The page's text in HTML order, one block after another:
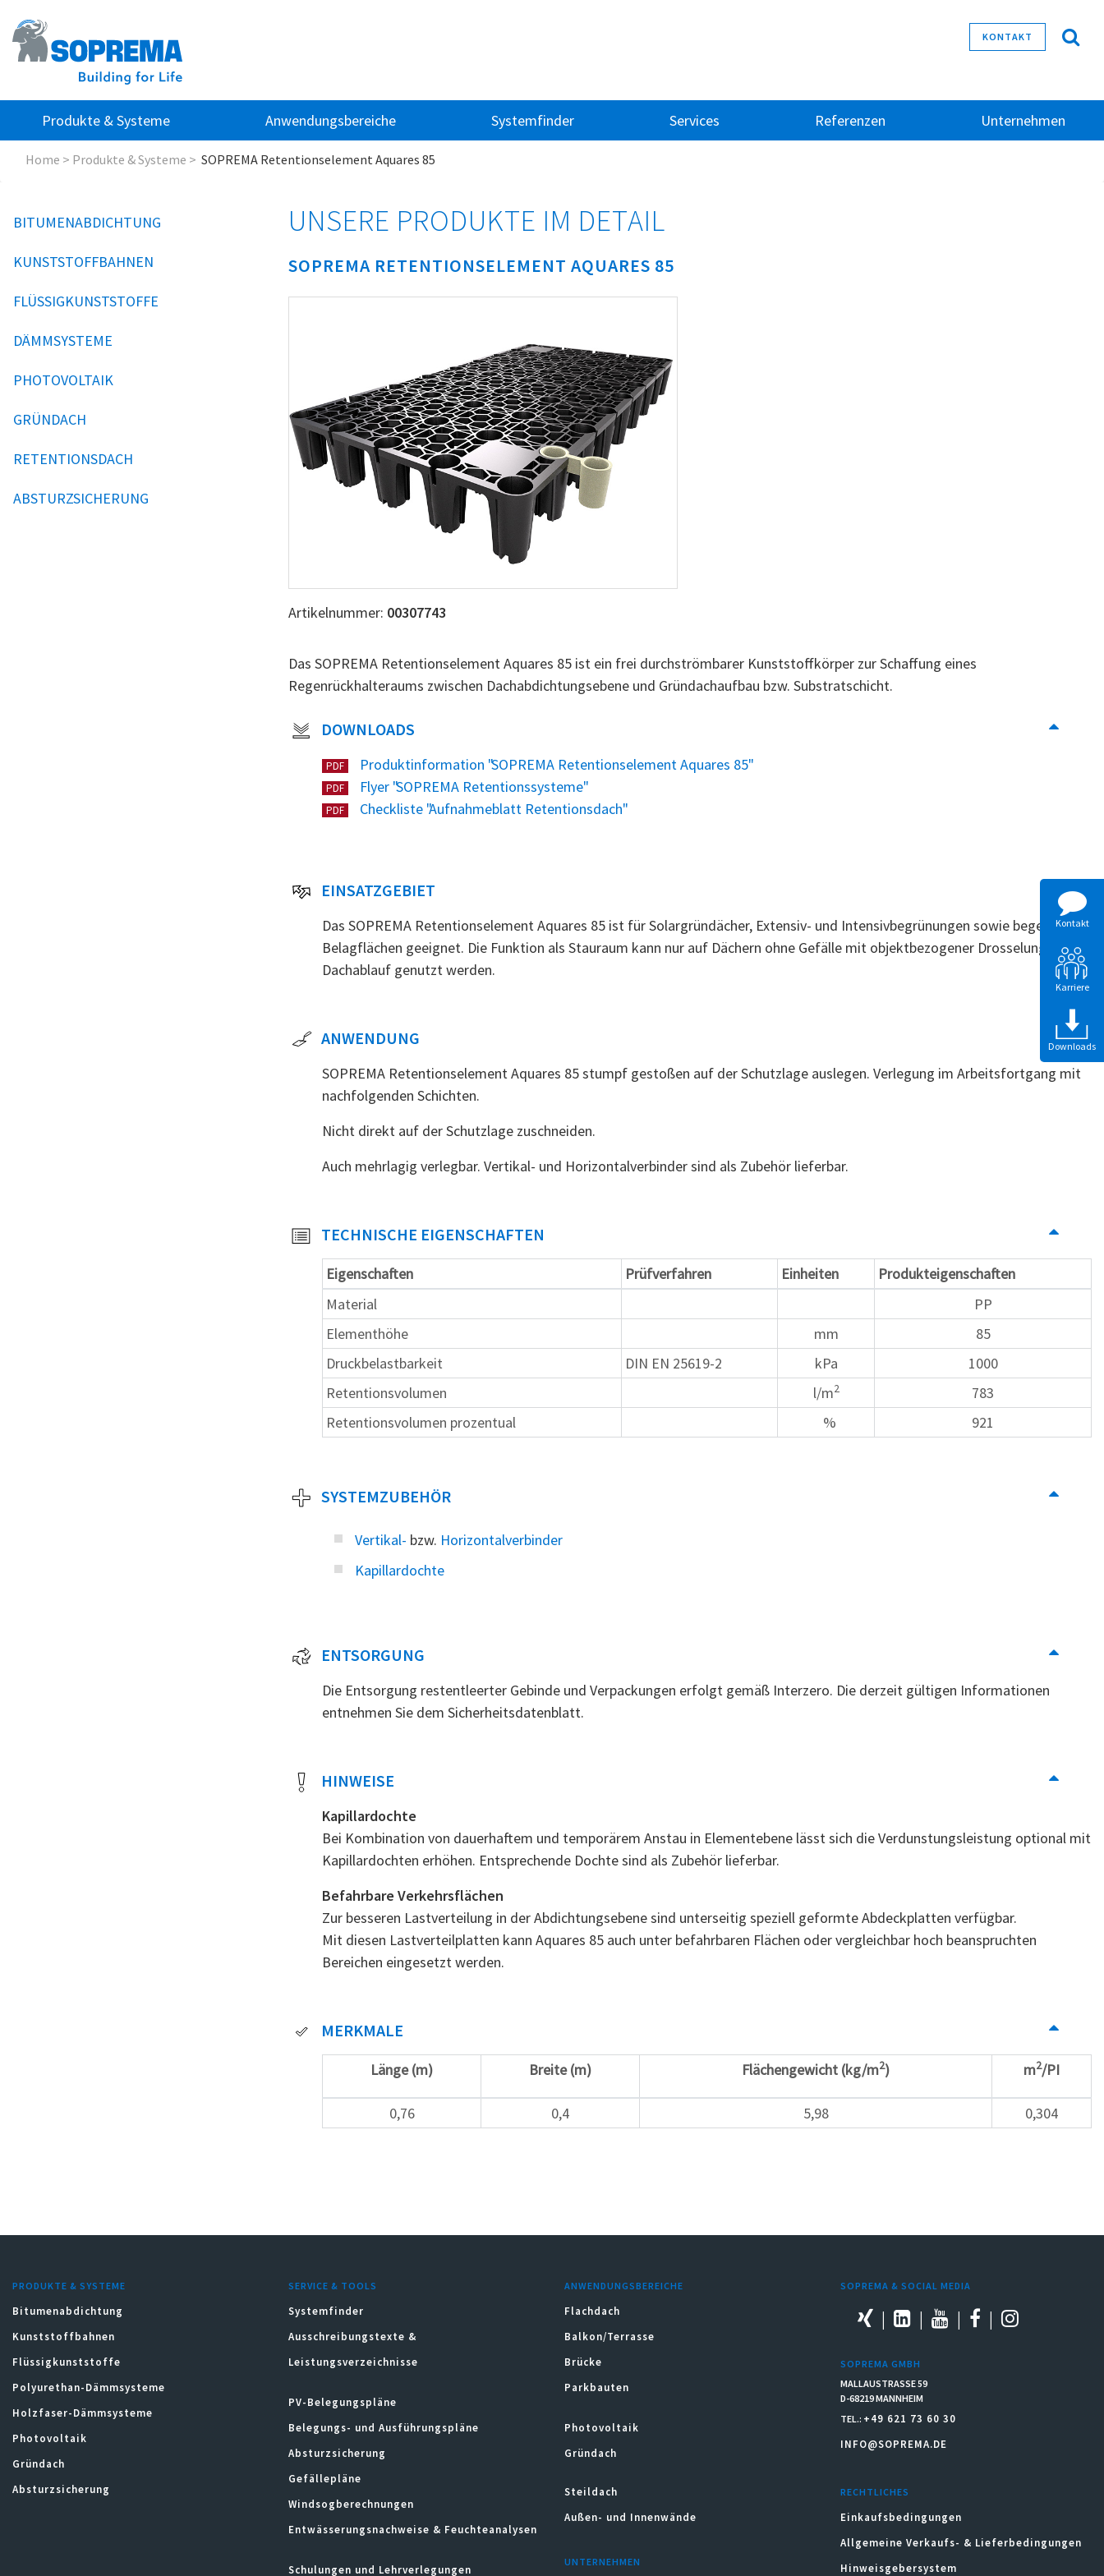
KONTAKT
Produkte & Systeme Anwendungsbereiche Systemfinder Services Referenzen Unternehmen
Home > Produkte & Systeme > SOPREMA Retentionselement Aquares 85
BITUMENABDICHTUNG
KUNSTSTOFFBAHNEN
FLÜSSIGKUNSTSTOFFE
DÄMMSYSTEME
PHOTOVOLTAIK
GRÜNDACH
RETENTIONSDACH
ABSTURZSICHERUNG
UNSERE PRODUKTE IM DETAIL
SOPREMA RETENTIONSELEMENT AQUARES 85
Artikelnummer: 00307743
Das SOPREMA Retentionselement Aquares 85 ist ein frei durchströmbarer Kunststoffkörper zur Schaffung eines
Regenrückhalteraums zwischen Dachabdichtungsebene und Gründachaufbau bzw. Substratschicht.
DOWNLOADS
PDF Produktinformation "SOPREMA Retentionselement Aquares 85"
PDF Flyer "SOPREMA Retentionssysteme"
PDF Checkliste "Aufnahmeblatt Retentionsdach"
EINSATZGEBIET
Das SOPREMA Retentionselement Aquares 85 ist für Solargründächer, Extensiv- und Intensivbegrünungen sowie begehbare
Belagflächen geeignet. Die Funktion als Stauraum kann nur auf Dächern ohne Gefälle mit objektbezogener Drosselung am
Dachablauf genutzt werden.
ANWENDUNG
SOPREMA Retentionselement Aquares 85 stumpf gestoßen auf der Schutzlage auslegen. Verlegung im Arbeitsfortgang mit
nachfolgenden Schichten.
Nicht direkt auf der Schutzlage zuschneiden.
Auch mehrlagig verlegbar. Vertikal- und Horizontalverbinder sind als Zubehör lieferbar.
TECHNISCHE EIGENSCHAFTEN
Eigenschaften Prüfverfahren Einheiten
Produkteigenschaften
Material
PP
Elementhöhe
mm
85
Druckbelastbarkeit
DIN EN 25619-2 kPa
1000
Retentionsvolumen
l/m2
783
Retentionsvolumen prozentual
% 921
SYSTEMZUBEHÖR
Vertikal- bzw. Horizontalverbinder
Kapillardochte
ENTSORGUNG
Die Entsorgung restentleerter Gebinde und Verpackungen erfolgt gemäß Interzero. Die derzeit gültigen Informationen
entnehmen Sie dem Sicherheitsdatenblatt.
HINWEISE
Kapillardochte
Bei Kombination von dauerhaftem und temporärem Anstau in Elementebene lässt sich die Verdunstungsleistung optional mit
Kapillardochten erhöhen. Entsprechende Dochte sind als Zubehör lieferbar.
Befahrbare Verkehrsflächen
Zur besseren Lastverteilung in der Abdichtungsebene sind unterseitig speziell geformte Abdeckplatten verfügbar.
Mit diesen Lastverteilplatten kann Aquares 85 auch unter befahrbaren Flächen oder vergleichbar hoch beanspruchten
Bereichen eingesetzt werden.
MERKMALE
Länge (m) Breite (m) Flächengewicht (kg/m2) m2/PI
0,76 0,4 5,98 0,304
PRODUKTE & SYSTEME
Bitumenabdichtung
Kunststoffbahnen
Flüssigkunststoffe
Polyurethan-Dämmsysteme
Holzfaser-Dämmsysteme
Photovoltaik
Gründach
Absturzsicherung
SERVICE & TOOLS
Systemfinder
Ausschreibungstexte &
Leistungsverzeichnisse
PV-Belegungspläne
Belegungs- und Ausführungspläne
Absturzsicherung
Gefällepläne
Windsogberechnungen
Entwässerungsnachweise & Feuchteanalysen
Schulungen und Lehrverlegungen
ANWENDUNGSBEREICHE
Flachdach
Balkon/Terrasse
Brücke
Parkbauten
Photovoltaik
Gründach
Steildach
Außen- und Innenwände
UNTERNEHMEN
SOPREMA & SOCIAL MEDIA
SOPREMA GMBH
MALLAUSTRASSE 59
D-68219 MANNHEIM
TEL.: +49 621 73 60 30
INFO@SOPREMA.DE
RECHTLICHES
Einkaufsbedingungen
Allgemeine Verkaufs- & Lieferbedingungen
Hinweisgebersystem
Kontakt
Karriere
Downloads